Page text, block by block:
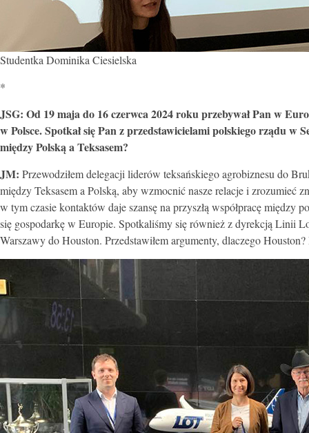
Studentka Dominika Ciesielska
*
JSG: Od 19 maja do 16 czerwca 2024 roku przebywał Pan w
w Polsce. Spotkał się Pan z przedstawicielami polskiego rządu w
między Polską a Teksasem?
JM: Przewodziłem delegacji liderów teksańskiego agrobiznesu do
między Teksasem a Polską, aby wzmocnić nasze relacje i zrozumieć
w tym czasie kontaktów daje szansę na przyszłą współpracę
się gospodarkę w Europie. Spotkaliśmy się również z dyrekcją Linii
Warszawy do Houston. Przedstawiłem argumenty, dlaczego